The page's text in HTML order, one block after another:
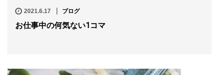
2021.6.17 ブログ
お仕事中の何気ない1コマ